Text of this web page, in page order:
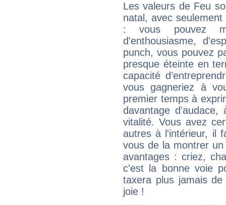
Les valeurs de Feu
natal, avec
: vous pouvez
d'enthousiasme,
punch, vous pouvez
presque éteinte en
capacité
vous gagneriez à
premier temps à
davantage
vitalité. Vous avez
autres à l'intérieur, il
vous de la montrer
avantages : criez,
c'est la bonne voie
taxera plus jamais
joie !